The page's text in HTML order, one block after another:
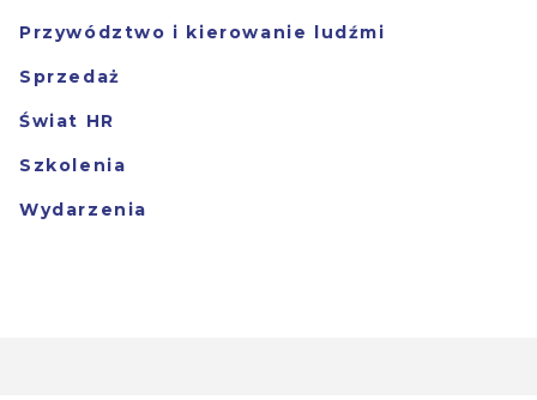
Przywództwo i kierowanie ludźmi
Sprzedaż
Świat HR
Szkolenia
Wydarzenia